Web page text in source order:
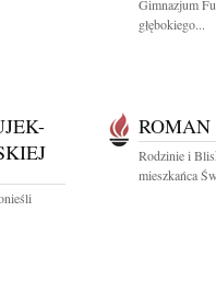
Gimnazjum
głębokiego...
Rodzinie i
mieszkańca